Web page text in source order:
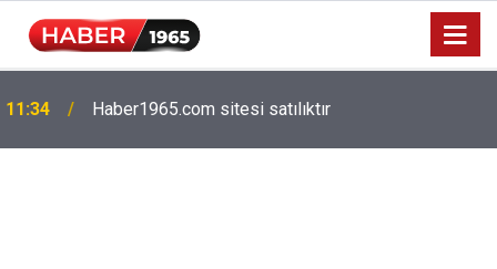
11:34 Haber1965.com sitesi satılıktır
15:52
hesaplarda